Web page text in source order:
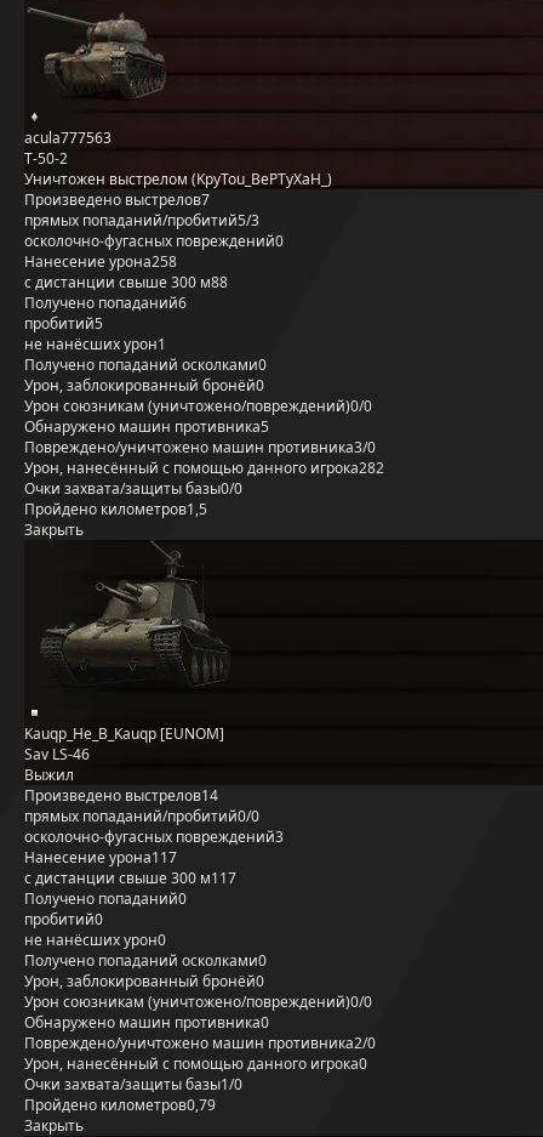
acula777563
Т-50-2
Уничтожен выстрелом (KpyTou_BePTyXaH_)
Произведено выстрелов7
прямых попаданий/пробитий5/3
осколочно-фугасных повреждений0
Нанесение урона258
с дистанции свыше 300 м88
Получено попаданий6
пробитий5
не нанёсших урон1
Получено попаданий осколками0
Урон, заблокированный бронёй0
Урон союзникам (уничтожено/повреждений)0/0
Обнаружено машин противника5
Повреждено/уничтожено машин противника3/0
Урон, нанесённый с помощью данного игрока282
Очки захвата/защиты базы0/0
Пройдено километров1,5
Закрыть
Kauqp_He_B_Kauqp [EUNOM]
Sav LS-46
Выжил
Произведено выстрелов14
прямых попаданий/пробитий0/0
осколочно-фугасных повреждений3
Нанесение урона117
с дистанции свыше 300 м117
Получено попаданий0
пробитий0
не нанёсших урон0
Получено попаданий осколками0
Урон, заблокированный бронёй0
Урон союзникам (уничтожено/повреждений)0/0
Обнаружено машин противника0
Повреждено/уничтожено машин противника2/0
Урон, нанесённый с помощью данного игрока0
Очки захвата/защиты базы1/0
Пройдено километров0,79
Закрыть